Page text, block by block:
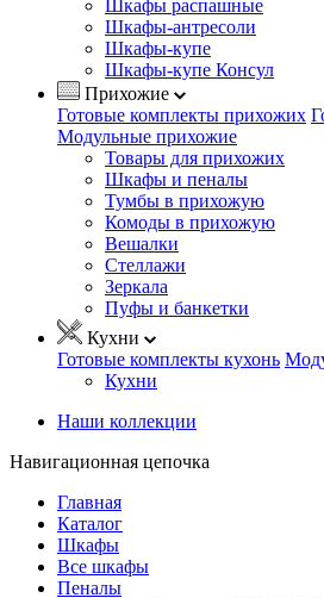
Шкафы распашные
Шкафы-антресоли
Шкафы-купе
Шкафы-купе Консул
Прихожие
Готовые комплекты прихожих
Модульные прихожие
Товары для прихожих
Шкафы и пеналы
Тумбы в прихожую
Комоды в прихожую
Вешалки
Стеллажи
Зеркала
Пуфы и банкетки
Кухни
Готовые комплекты кухонь
Кухни
Наши коллекции
Навигационная цепочка
Главная
Каталог
Шкафы
Все шкафы
Пеналы